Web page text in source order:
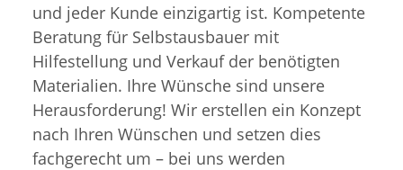
und jeder Kunde einzigartig ist. Kompetente
Beratung für Selbstausbauer mit
Hilfestellung und Verkauf der benötigten
Materialien. Ihre Wünsche sind unsere
Herausforderung! Wir erstellen ein Konzept
nach Ihren Wünschen und setzen dies
fachgerecht um – bei uns werden